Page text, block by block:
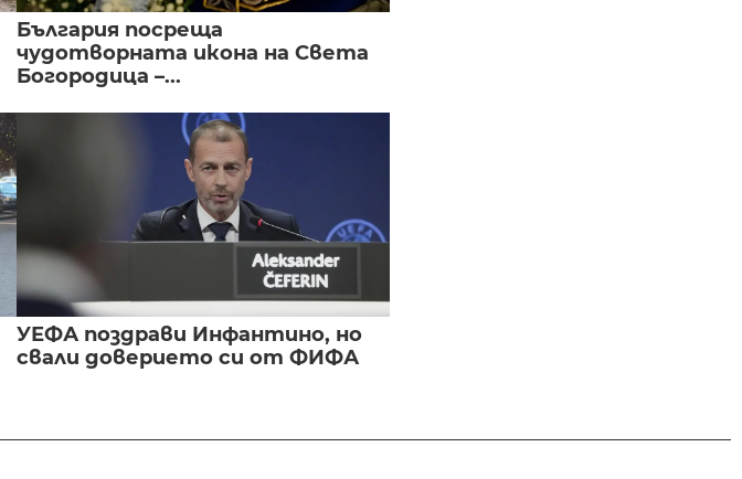
България посреща
чудотворната икона на Света
Богородица –...
УЕФА поздрави Инфантино, но
свали доверието си от ФИФА